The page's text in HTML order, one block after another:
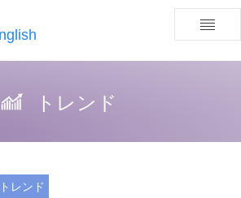
トレンド
トレンド